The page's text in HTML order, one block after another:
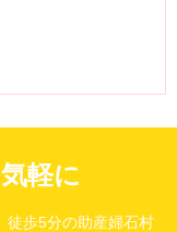
軽に
徒歩5分の助産婦石村